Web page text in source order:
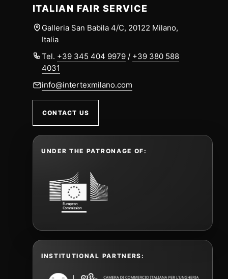
ITALIAN FAIR SERVICE
Galleria San Babila 4/C, 20122 Milano,
Italia
Tel. +39 345 404 9979 / +39 380 588
4031
info@intertexmilano.com
CONTACT US
UNDER THE PATRONAGE OF:
INSTITUTIONAL PARTNERS: